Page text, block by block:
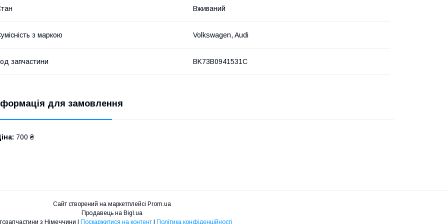
Вживаний
з маркою Volkswagen, Audi
запчастини BK73B0941531C
для замовлення
700 ₴
Сайт створений на маркетплейсі Prom.ua
Продавець на Bigl.ua
Автозапчастини з Німеччини | Поскаржитися на контент | Політика конфіденційності